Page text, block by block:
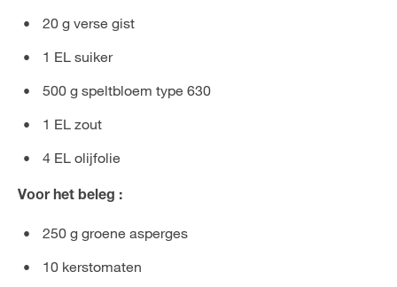
20 g verse gist
1 EL suiker
500 g speltbloem type 630
1 EL zout
4 EL olijfolie
Voor het beleg :
250 g groene asperges
10 kerstomaten